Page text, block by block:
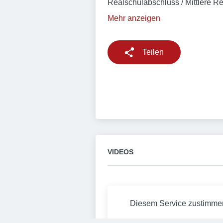
Realschulabschluss / Mittlere
Mehr anzeigen
Teilen
VIDEOS
Diesem Service